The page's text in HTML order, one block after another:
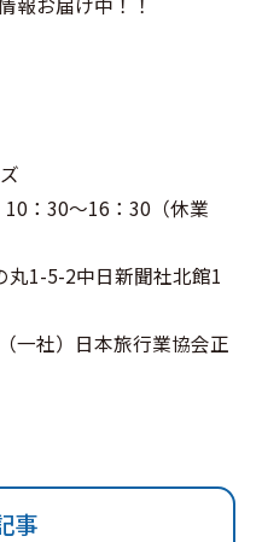
：30～16：30（休業
丸1-5-2中日新聞社北館1
一社）日本旅行業協会正
事